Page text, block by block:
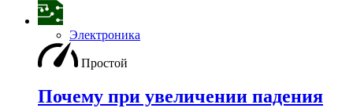
Электроника
Простой
Почему при увеличении падения